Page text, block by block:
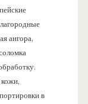
ангора,
в